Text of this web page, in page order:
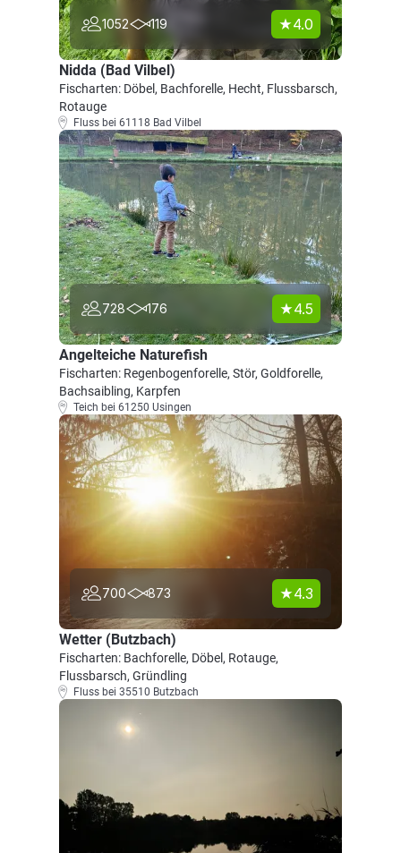
1052 119 4.0
Nidda (Bad Vilbel)
Fischarten: Döbel, Bachforelle, Hecht, Flussbarsch,
Rotauge
Fluss bei 61118 Bad Vilbel
728 176 4.5
Angelteiche Naturefish
Fischarten: Regenbogenforelle, Stör, Goldforelle,
Bachsaibling, Karpfen
Teich bei 61250 Usingen
700 873 4.3
Wetter (Butzbach)
Fischarten: Bachforelle, Döbel, Rotauge,
Flussbarsch, Gründling
Fluss bei 35510 Butzbach